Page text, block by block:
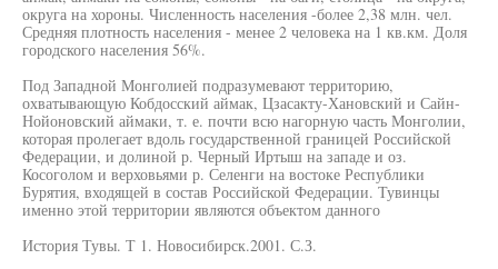
округа на хороны. Численность населения -более 2,38 млн. чел.
Средняя плотность населения - менее 2 человека на 1 кв.км. Доля
городского населения 56%.
Под Западной Монголией подразумевают территорию,
охватывающую Кобдосский аймак, Цзасакту-Хановский и Сайн-
Нойоновский аймаки, т. е. почти всю нагорную часть Монголии,
которая пролегает вдоль государственной границей Российской
Федерации, и долиной р. Черный Иртыш на западе и оз.
Косоголом и верховьями р. Селенги на востоке Республики
Бурятия, входящей в состав Российской Федерации. Тувинцы
именно этой территории являются объектом данного
История Тувы. Т 1. Новосибирск.2001. С.З.